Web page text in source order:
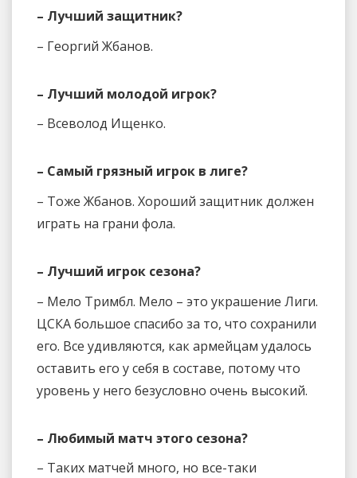
– Лучший защитник?
– Георгий Жбанов.
– Лучший молодой игрок?
– Всеволод Ищенко.
– Самый грязный игрок в лиге?
– Тоже Жбанов. Хороший защитник должен
играть на грани фола.
– Лучший игрок сезона?
– Мело Тримбл. Мело – это украшение Лиги.
ЦСКА большое спасибо за то, что сохранили
его. Все удивляются, как армейцам удалось
оставить его у себя в составе, потому что
уровень у него безусловно очень высокий.
– Любимый матч этого сезона?
– Таких матчей много, но все-таки